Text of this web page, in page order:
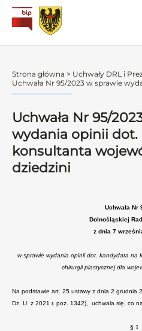
Strona główna > Uchwały DRL i
Uchwała Nr 95/2023 w sprawie
Uchwała Nr 95/
wydania opinii dot.
konsultanta
dziedzini
Uchwała Nr
Dolnośląskiej
z dnia 7
w sprawie wydania opinii dot. kandydata na
chirurgii plastycznej dla
Na podstawie art. 25 ustawy z dnia 2 grudnia
Dz. U. z 2021 r. poz. 1342), uchwala się, co
§ 1